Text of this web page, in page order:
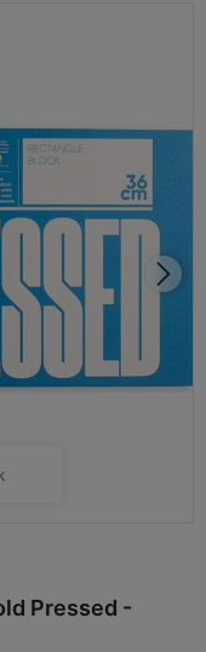
do listy z
Pressed -